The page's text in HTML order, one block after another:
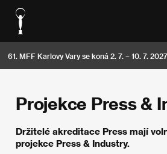
61. MFF Karlovy Vary se koná 2. 7. – 10. 7. 2027
Projekce Press &
Držitelé akreditace Press mají
projekce Press & Industry.